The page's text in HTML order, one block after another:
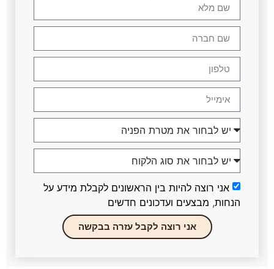
אני רוצה להיות בין הראשונים לקבלת מידע על
הנחות, מבצעים ועדכונים חדשים
אני רוצה לקבל עזרה בבקשה